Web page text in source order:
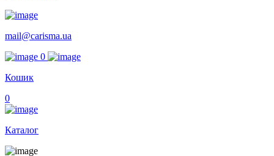
mail@carisma.ua
0
Кошик
0
Каталог